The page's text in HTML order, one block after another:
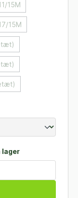
15M
15M
lager